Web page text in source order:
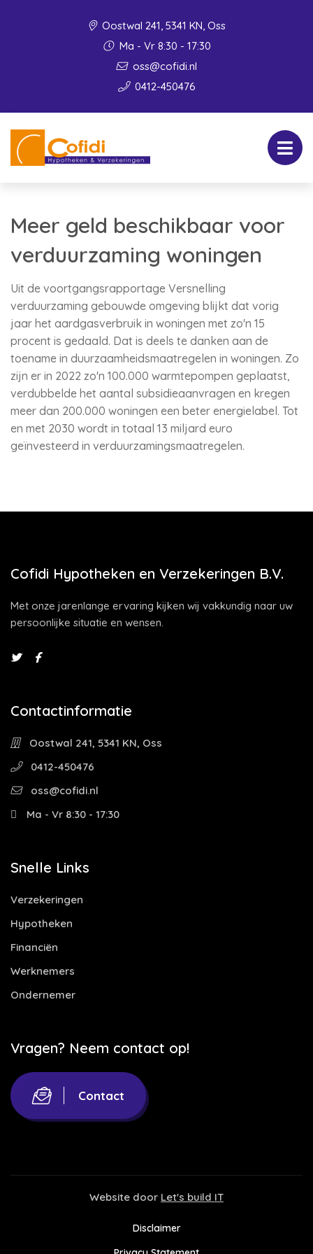
Oostwal 241, 5341 KN, Oss
Ma - Vr 8:30 - 17:30
oss@cofidi.nl
0412-450476
Meer geld beschikbaar voor
verduurzaming woningen
Uit de voortgangsrapportage Versnelling
verduurzaming gebouwde omgeving blijkt dat vorig
jaar het aardgasverbruik in woningen met zo'n 15
procent is gedaald. Dat is deels te danken aan de
toename in duurzaamheidsmaatregelen in woningen. Zo
zijn er in 2022 zo'n 100.000 warmtepompen geplaatst,
verdubbelde het aantal subsidieaanvragen en kregen
meer dan 200.000 woningen een beter energielabel. Tot
en met 2030 wordt in totaal 13 miljard euro
geïnvesteerd in verduurzamingsmaatregelen.
Cofidi Hypotheken en Verzekeringen B.V.
Met onze jarenlange ervaring kijken wij vakkundig naar uw
persoonlijke situatie en wensen.
Contactinformatie
Oostwal 241, 5341 KN, Oss
0412-450476
oss@cofidi.nl
Ma - Vr 8:30 - 17:30
Snelle Links
Verzekeringen
Hypotheken
Financiën
Werknemers
Ondernemer
Vragen? Neem contact op!
Contact
Website door Let's build IT
Disclaimer